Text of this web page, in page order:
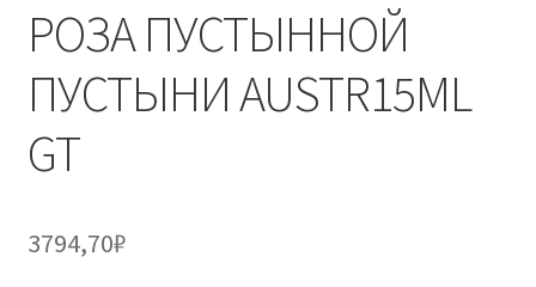
РОЗА ПУСТЫННОЙ
ПУСТЫНИ AUSTR15ML
GT
3794,70₽